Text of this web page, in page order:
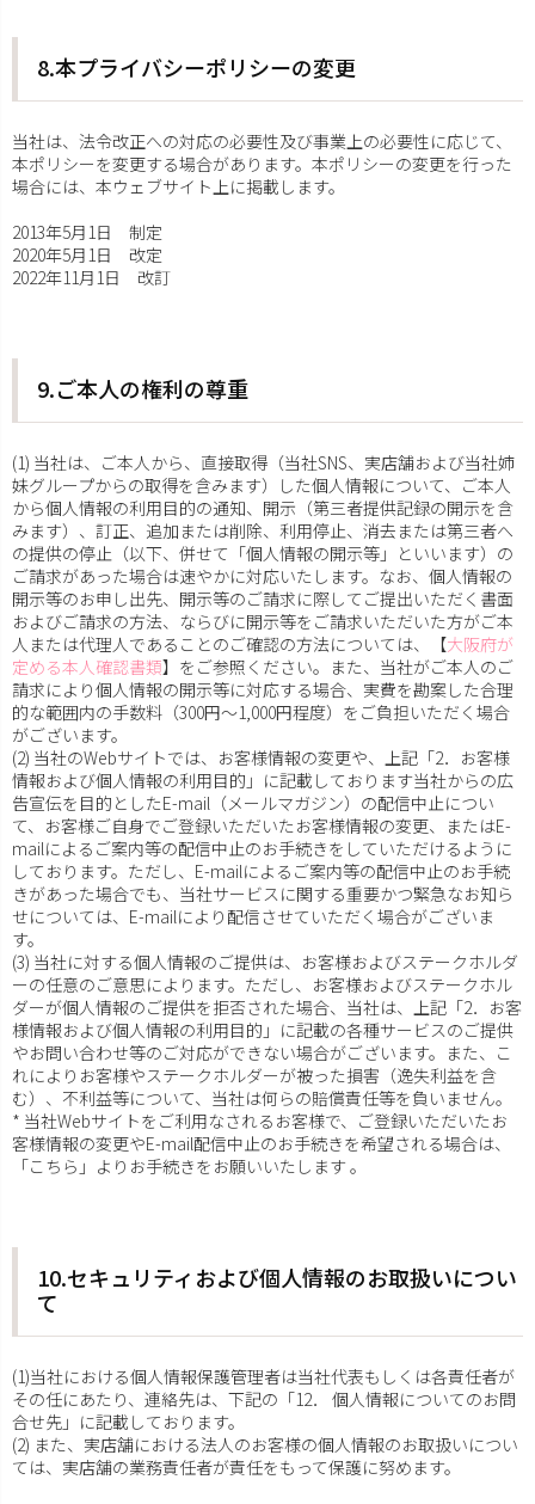
8.本プライバシーポリシーの変更
当社は、法令改正への対応の必要性及び事業上の必要性に応じて、
本ポリシーを変更する場合があります。本ポリシーの変更を行った
場合には、本ウェブサイト上に掲載します。
2013年5月1日 制定
2020年5月1日 改定
2022年11月1日 改訂
9.ご本人の権利の尊重
(1) 当社は、ご本人から、直接取得（当社SNS、実店舗および当社姉
妹グループからの取得を含みます）した個人情報について、ご本人
から個人情報の利用目的の通知、開示（第三者提供記録の開示を含
みます）、訂正、追加または削除、利用停止、消去または第三者へ
の提供の停止（以下、併せて「個人情報の開示等」といいます）の
ご請求があった場合は速やかに対応いたします。なお、個人情報の
開示等のお申し出先、開示等のご請求に際してご提出いただく書面
およびご請求の方法、ならびに開示等をご請求いただいた方がご本
人または代理人であることのご確認の方法については、【大阪府が
定める本人確認書類】をご参照ください。また、当社がご本人のご
請求により個人情報の開示等に対応する場合、実費を勘案した合理
的な範囲内の手数料（300円～1,000円程度）をご負担いただく場合
がございます。
(2) 当社のWebサイトでは、お客様情報の変更や、上記「2．お客様
情報および個人情報の利用目的」に記載しております当社からの広
告宣伝を目的としたE-mail（メールマガジン）の配信中止につい
て、お客様ご自身でご登録いただいたお客様情報の変更、またはE-
mailによるご案内等の配信中止のお手続きをしていただけるように
しております。ただし、E-mailによるご案内等の配信中止のお手続
きがあった場合でも、当社サービスに関する重要かつ緊急なお知ら
せについては、E-mailにより配信させていただく場合がございま
す。
(3) 当社に対する個人情報のご提供は、お客様およびステークホルダ
ーの任意のご意思によります。ただし、お客様およびステークホル
ダーが個人情報のご提供を拒否された場合、当社は、上記「2．お客
様情報および個人情報の利用目的」に記載の各種サービスのご提供
やお問い合わせ等のご対応ができない場合がございます。また、こ
れによりお客様やステークホルダーが被った損害（逸失利益を含
む）、不利益等について、当社は何らの賠償責任等を負いません。
* 当社Webサイトをご利用なされるお客様で、ご登録いただいたお
客様情報の変更やE-mail配信中止のお手続きを希望される場合は、
「こちら」よりお手続きをお願いいたします 。
10.セキュリティおよび個人情報のお取扱いについ
て
(1)当社における個人情報保護管理者は当社代表もしくは各責任者が
その任にあたり、連絡先は、下記の「12． 個人情報についてのお問
合せ先」に記載しております。
(2) また、実店舗における法人のお客様の個人情報のお取扱いについ
ては、実店舗の業務責任者が責任をもって保護に努めます。